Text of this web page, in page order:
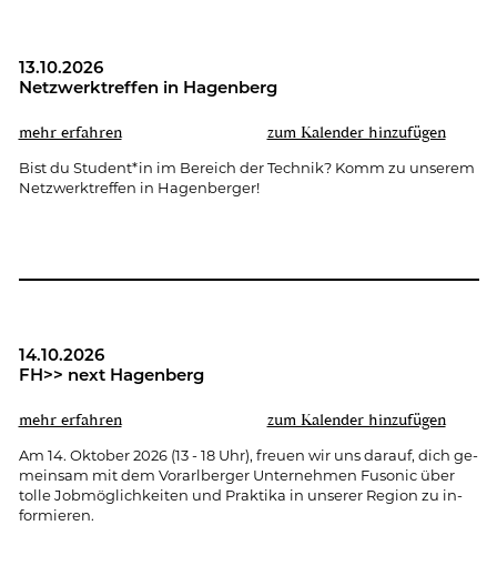
13.10.2026
Netz­werk­tref­fen in Ha­gen­berg
mehr er­fah­ren zum Ka­len­der hin­zu­fü­gen
Bist du Stu­dent*in im Be­reich der Tech­nik? Komm zu un­se­rem
Netz­werk­tref­fen in Ha­gen­ber­ger!
14.10.2026
FH>> next Ha­gen­berg
mehr er­fah­ren zum Ka­len­der hin­zu­fü­gen
Am 14. Ok­to­ber 2026 (13 - 18 Uhr), freu­en wir uns dar­auf, dich ge­
mein­sam mit dem Vor­arl­ber­ger Un­ter­neh­men Fu­so­nic über
tolle Job­mög­lich­kei­ten und Prak­ti­ka in un­se­rer Re­gi­on zu in­
for­mie­ren.